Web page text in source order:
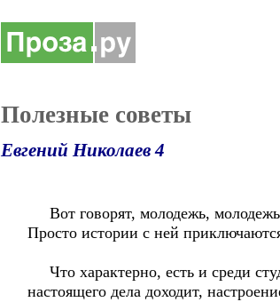
Полезные советы
Евгений Николаев 4
Вот говорят, молодежь,
Просто истории с ней
Что характерно, есть и среди
настоящего дела доходит,